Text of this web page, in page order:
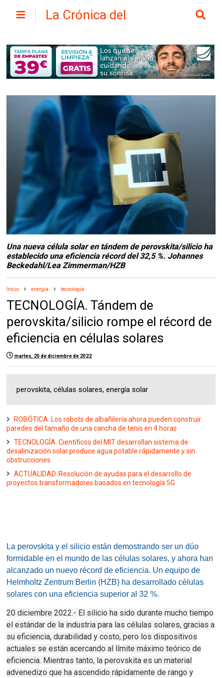
La Crónica del
Una nueva célula solar en tándem de perovskita/silicio ha
establecido una eficiencia récord del 32,5 %. Johannes
Beckedahl/Lea Zimmerman/HZB
Inicio energia tecnologia
TECNOLOGÍA. Tándem de
perovskita/silicio rompe el récord de
eficiencia en células solares
martes, 20 de diciembre de 2022
perovskita, células solares, energía solar
ROBÓTICA. Los robots de albañilería ahora pueden construir
paredes del tamaño de una cancha de tenis en 4 horas
TECNOLOGÍA. Científicos del MIT desarrollan sistema de
desalinización solar produce agua potable rápidamente y sin
obstrucciones
ACTUALIDAD. Resolución de ayudas para el desarrollo de
proyectos transformadores basados en tecnología 5G
La perovskita y el silicio están demostrando ser un dúo
formidable en el mundo de las células solares, y ahora han
alcanzado un nuevo récord de eficiencia. Un equipo de
Helmholtz Zentrum Berlin (HZB) ha desarrollado células
solares con una eficiencia superior al 32 %.
20 diciembre 2022.- El silicio ha sido durante mucho tiempo
el estándar de la industria para las células solares, gracias a
su eficiencia, durabilidad y costo, pero los dispositivos
actuales se están acercando al límite máximo teórico de
eficiencia. Mientras tanto, la perovskita es un material
advenedizo que ha ascendido rápidamente de rango y